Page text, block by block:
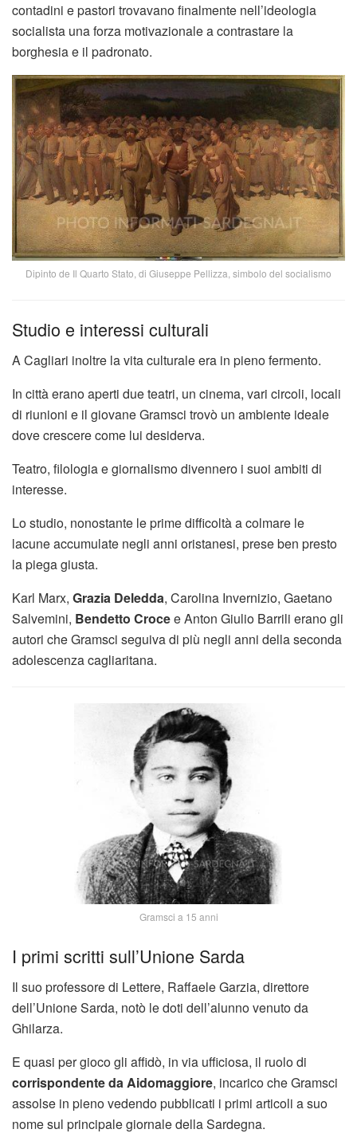
contadini e pastori trovavano finalmente nell’ideologia
socialista una forza motivazionale a contrastare la
borghesia e il padronato.
Dipinto de Il Quarto Stato, di Giuseppe Pellizza, simbolo del socialismo
Studio e interessi culturali
A Cagliari inoltre la vita culturale era in pieno fermento.
In città erano aperti due teatri, un cinema, vari circoli, locali
di riunioni e il giovane Gramsci trovò un ambiente ideale
dove crescere come lui desiderva.
Teatro, filologia e giornalismo divennero i suoi ambiti di
interesse.
Lo studio, nonostante le prime difficoltà a colmare le
lacune accumulate negli anni oristanesi, prese ben presto
la piega giusta.
Karl Marx, Grazia Deledda, Carolina Invernizio, Gaetano
Salvemini, Bendetto Crocee Anton Giulio Barrili erano gli
autori che Gramsci seguiva di più negli anni della seconda
adolescenza cagliaritana.
Gramsci a 15 anni
I primi scritti sull’Unione Sarda
Il suo professore di Lettere, Raffaele Garzia, direttore
dell’Unione Sarda, notò le doti dell’alunno venuto da
Ghilarza.
E quasi per gioco gli affidò, in via ufficiosa, il ruolo di
corrispondente da Aidomaggiore, incarico che Gramsci
assolse in pieno vedendo pubblicati i primi articoli a suo
nome sul principale giornale della Sardegna.